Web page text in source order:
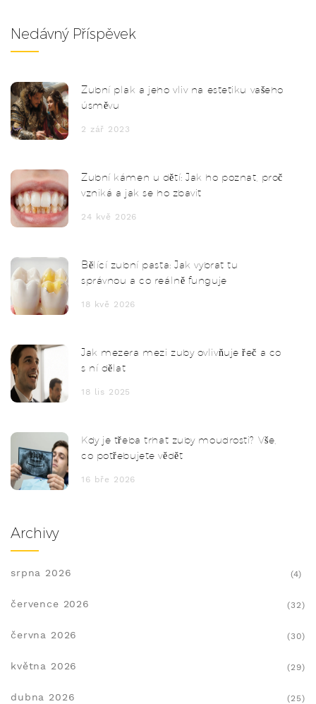
Nedávný Příspěvek
Zubní plak a jeho vliv na estetiku vašeho
úsměvu
2 zář 2023
Zubní kámen u dětí: Jak ho poznat, proč
vzniká a jak se ho zbavit
24 kvě 2026
Bělící zubní pasta: Jak vybrat tu
správnou a co reálně funguje
18 kvě 2026
Jak mezera mezi zuby ovlivňuje řeč a co
s ní dělat
18 lis 2025
Kdy je třeba trhat zuby moudrosti? Vše,
co potřebujete vědět
16 bře 2026
Archivy
srpna 2026 (4)
července 2026 (32)
června 2026 (30)
května 2026 (29)
dubna 2026 (25)